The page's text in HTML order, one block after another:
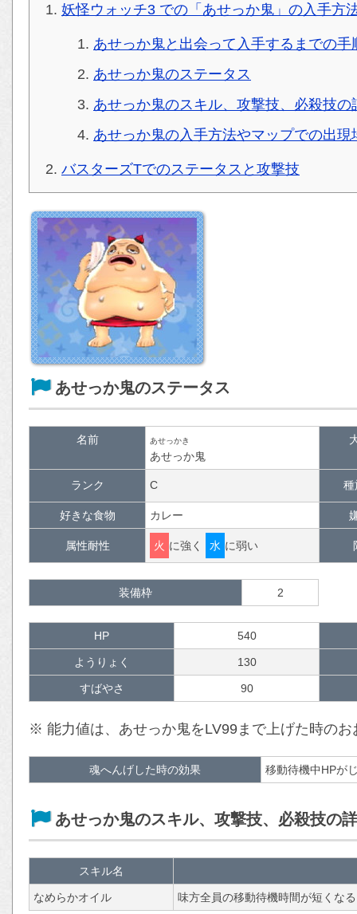
妖怪ウォッチ3 での「あせっか鬼」の入手方
あせっか鬼と出会って入手するまでの手
あせっか鬼のステータス
あせっか鬼のスキル、攻撃技、必殺技の
あせっか鬼の入手方法やマップでの出現
バスターズTでのステータスと攻撃技
あせっか鬼のステータス
名前 あせっかき
あせっか鬼
ランク C 種
好きな食物 カレー
属性耐性 火 に強く 水 に弱い
装備枠 2
HP 540
ようりょく 130
すばやさ 90
※ 能力値は、あせっか鬼をLV99まで上げた時の
魂へんげした時の効果 移動待機中HPが
あせっか鬼のスキル、攻撃技、必殺技の
スキル名
なめらかオイル 味方全員の移動待機時間が短くなる